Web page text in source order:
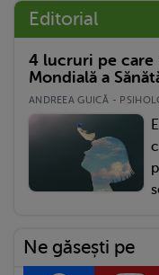
Editorial
4 lucruri pe care
Mondială a
ANDREEA GUICĂ -
Ne găsești pe